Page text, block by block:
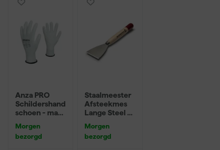
Anza PRO
Schildershand
schoen - maat
Morgen
bezorgd
Staalmeester
Afsteekmes
Lange Steel -
Morgen
bezorgd